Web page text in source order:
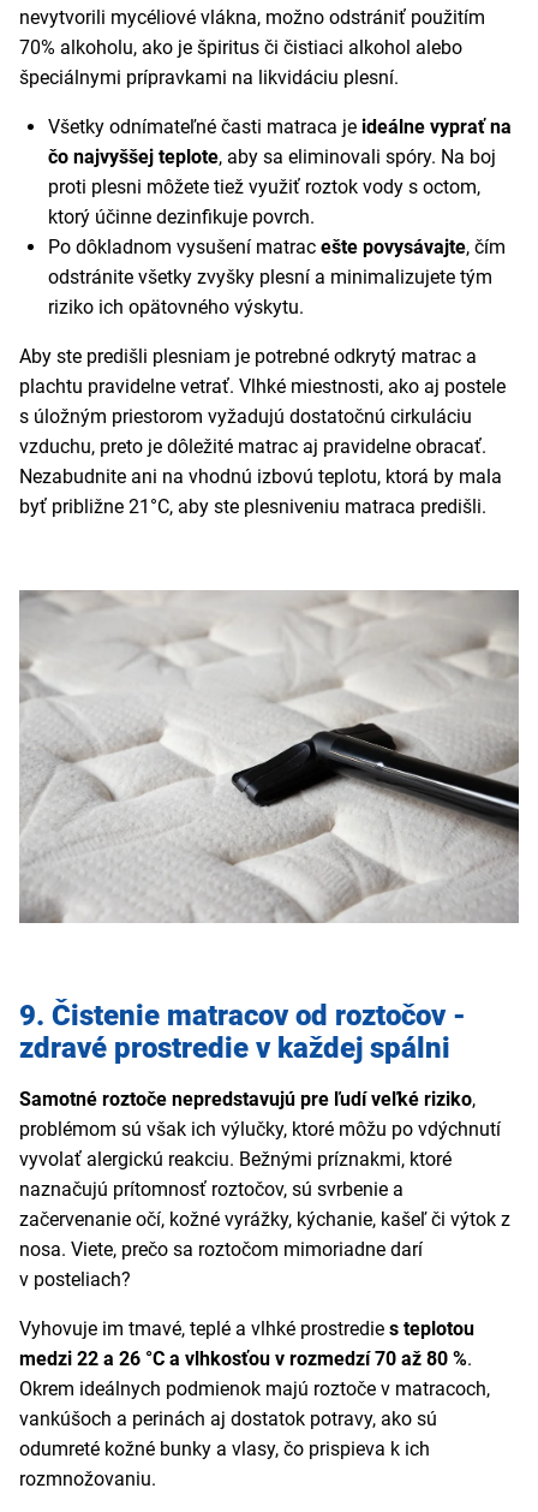
nevytvorili mycéliové vlákna, možno odstrániť použitím
70% alkoholu, ako je špiritus či čistiaci alkohol alebo
špeciálnymi prípravkami na likvidáciu plesní.
Všetky odnímateľné časti matraca je ideálne vyprať na
čo najvyššej teplote, aby sa eliminovali spóry. Na boj
proti plesni môžete tiež využiť roztok vody s octom,
ktorý účinne dezinfikuje povrch.
Po dôkladnom vysušení matrac ešte povysávajte, čím
odstránite všetky zvyšky plesní a minimalizujete tým
riziko ich opätovného výskytu.
Aby ste predišli plesniam je potrebné odkrytý matrac a
plachtu pravidelne vetrať. Vlhké miestnosti, ako aj postele
s úložným priestorom vyžadujú dostatočnú cirkuláciu
vzduchu, preto je dôležité matrac aj pravidelne obracať.
Nezabudnite ani na vhodnú izbovú teplotu, ktorá by mala
byť približne 21°C, aby ste plesniveniu matraca predišli.
9. Čistenie matracov od roztočov -
zdravé prostredie v každej spálni
Samotné roztoče nepredstavujú pre ľudí veľké riziko,
problémom sú však ich výlučky, ktoré môžu po vdýchnutí
vyvolať alergickú reakciu. Bežnými príznakmi, ktoré
naznačujú prítomnosť roztočov, sú svrbenie a
začervenanie očí, kožné vyrážky, kýchanie, kašeľ či výtok z
nosa. Viete, prečo sa roztočom mimoriadne darí
v posteliach?
Vyhovuje im tmavé, teplé a vlhké prostredie s teplotou
medzi 22 a 26 °C a vlhkosťou v rozmedzí 70 až 80 %.
Okrem ideálnych podmienok majú roztoče v matracoch,
vankúšoch a perinách aj dostatok potravy, ako sú
odumreté kožné bunky a vlasy, čo prispieva k ich
rozmnožovaniu.